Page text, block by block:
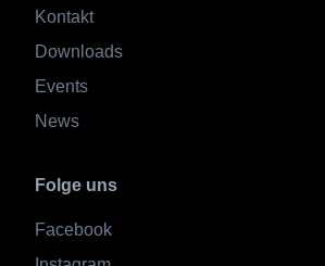
Kontakt
Downloads
Events
News
Folge uns
Facebook